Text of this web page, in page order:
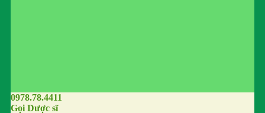
0978.78.4411
Gọi Dược sĩ